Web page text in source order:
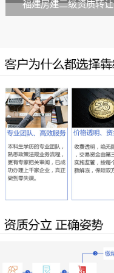
福建房建二级资质转让